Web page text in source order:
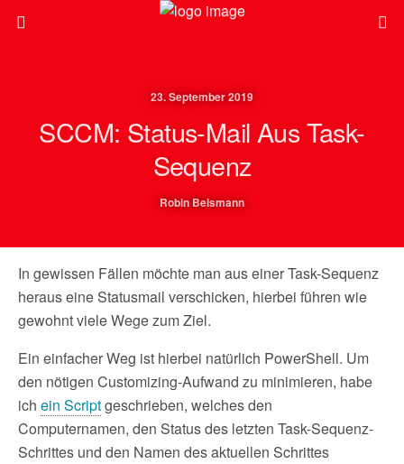
23. September 2019
SCCM: Status-Mail Aus Task-
Sequenz
Robin Beismann
In gewissen Fällen möchte man aus einer Task-Sequenz
heraus eine Statusmail verschicken, hierbei führen wie
gewohnt viele Wege zum Ziel.
Ein einfacher Weg ist hierbei natürlich PowerShell. Um
den nötigen Customizing-Aufwand zu minimieren, habe
ich ein Scriptgeschrieben, welches den
Computernamen, den Status des letzten Task-Sequenz-
Schrittes und den Namen des aktuellen Schrittes